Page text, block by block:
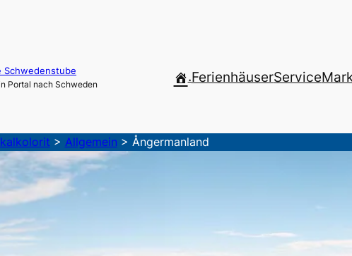
Schwedenstube
Portal nach Schweden .FerienhäuserService
> Allgemein > Ångermanland